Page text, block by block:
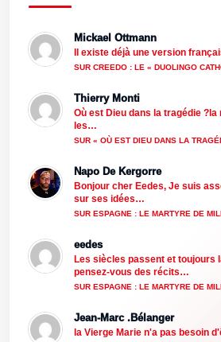
Mickael Ottmann
Il existe déjà une version
SUR CREEDO : LE « DUOLINGO
Thierry Monti
Où est Dieu dans la tragédie
les…
SUR « OÙ EST DIEU DANS LA
Napo De Kergorre
Bonjour cher Eedes, Je suis
sur ses idées…
SUR ESPAGNE : LE MARTYRE DE
eedes
Les siècles passent et toujours
pensez-vous des récits…
SUR ESPAGNE : LE MARTYRE DE
Jean-Marc .Bélanger
la Vierge Marie n'a pas besoin